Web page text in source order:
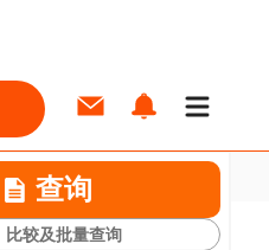
查询
比较及批量查询